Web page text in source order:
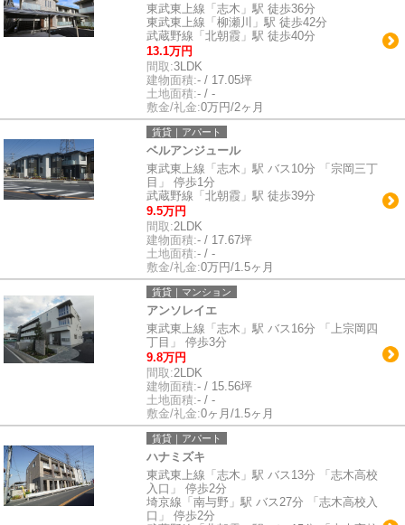
東武東上線「志木」駅 徒歩36分
東武東上線「柳瀬川」駅 徒歩42分
武蔵野線「北朝霞」駅 徒歩40分
13.1万円
間取:3LDK
建物面積:- / 17.05坪
土地面積:- / -
敷金/礼金:0万円/2ヶ月
賃貸｜アパート
ベルアンジュール
東武東上線「志木」駅 バス10分 「宗岡三丁
目」 停歩1分
武蔵野線「北朝霞」駅 徒歩39分
9.5万円
間取:2LDK
建物面積:- / 17.67坪
土地面積:- / -
敷金/礼金:0万円/1.5ヶ月
賃貸｜マンション
アンソレイエ
東武東上線「志木」駅 バス16分 「上宗岡四
丁目」 停歩3分
9.8万円
間取:2LDK
建物面積:- / 15.56坪
土地面積:- / -
敷金/礼金:0ヶ月/1.5ヶ月
賃貸｜アパート
ハナミズキ
東武東上線「志木」駅 バス13分 「志木高校
入口」 停歩2分
埼京線「南与野」駅 バス27分 「志木高校入
口」 停歩2分